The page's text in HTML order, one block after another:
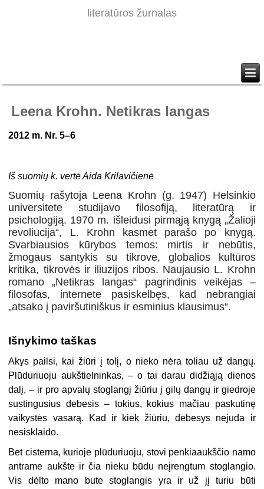
literatūros žurnalas
Leena Krohn. Netikras langas
2012 m. Nr. 5–6
Iš suomių k. vertė Aida Krilavičienė
Suomių rašytoja Leena Krohn (g. 1947) Helsinkio
universitete studijavo filosofiją, literatūrą ir
psichologiją. 1970 m. išleidusi pirmąją knygą „Žalioji
revoliucija“, L. Krohn kasmet parašo po knygą.
Svarbiausios kūrybos temos: mirtis ir nebūtis,
žmogaus santykis su tikrove, globalios kultūros
kritika, tikrovės ir iliuzijos ribos. Naujausio L. Krohn
romano „Netikras langas“ pagrindinis veikėjas –
filosofas, internete pasiskelbęs, kad nebrangiai
„atsako į paviršutiniškus ir esminius klausimus“.
Išnykimo taškas
Akys pailsi, kai žiūri į tolį, o nieko nėra toliau už dangų.
Plūduriuoju aukštielninkas, – o tai darau didžiąją dienos
dalį, – ir pro apvalų stoglangį žiūriu į gilų dangų ir giedroje
sustingusius debesis – tokius, kokius mačiau paskutinę
vaikystės vasarą. Kad ir kiek žiūriu, debesys nejuda ir
nesisklaido.
Bet cisterna, kurioje plūduriuoju, stovi penkiaaukščio namo
antrame aukšte ir čia nieku būdu neįrengtum stoglangio.
Vis dėlto mano bute stoglangis yra ir už jį turiu būti